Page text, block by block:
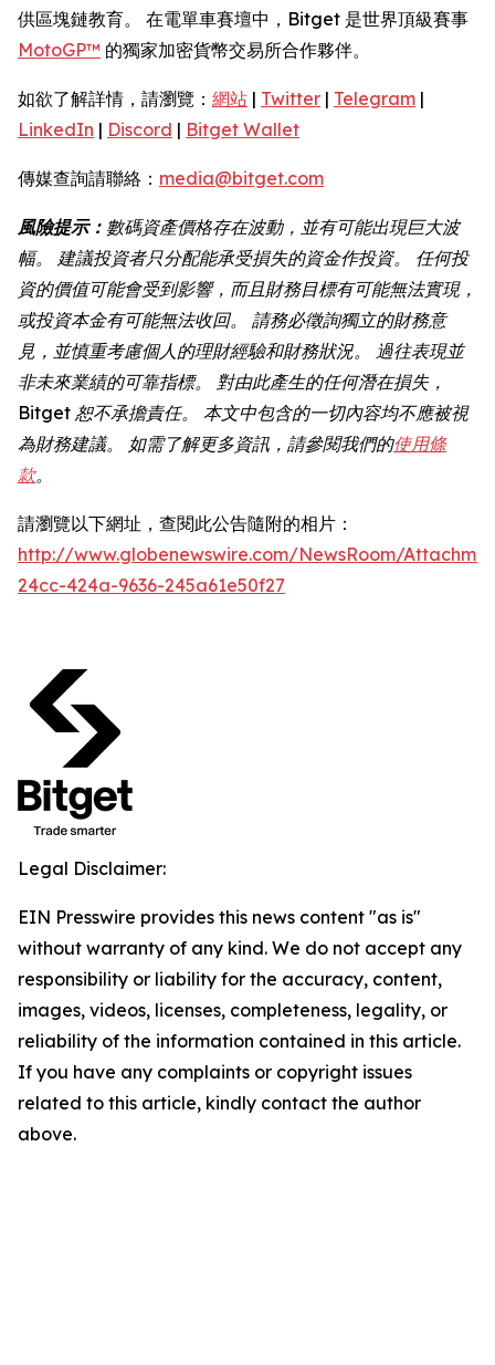
供區塊鏈教育。 在電單車賽壇中，Bitget 是世界頂級賽事
MotoGP™ 的獨家加密貨幣交易所合作夥伴。
如欲了解詳情，請瀏覽： 網站 | Twitter | Telegram |
LinkedIn | Discord | Bitget Wallet
傳媒查詢請聯絡： media@bitget.com
風險提示： 數碼資產價格存在波動，並有可能出現巨大波
幅。
建議投資者只分配能承受損失的資金作投資。
任何投
資的價值可能會受到影響，而且財務目標有可能無法實現，
或投資本金有可能無法收回。
請務必徵詢獨立的財務意
見，並慎重考慮個人的理財經驗和財務狀況。
過往表現並
非未來業績的可靠指標。
對由此產生的任何潛在損失，
Bitget 恕不承擔責任。
本文中包含的一切內容均不應被視
為財務建議。
如需了解更多資訊，請參閱我們的使用條
款。
請瀏覽以下網址，查閱此公告隨附的相片：
http://www.globenewswire.com/NewsRoom/
24cc-424a-9636-245a61e50f27
Legal Disclaimer:
EIN Presswire provides this news content "as is"
without warranty of any kind. We do not accept any
responsibility or liability for the accuracy, content,
images, videos, licenses, completeness, legality, or
reliability of the information contained in this article.
If you have any complaints or copyright issues
related to this article, kindly contact the author
above.